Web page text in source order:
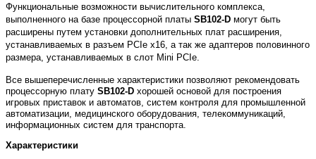
Функциональные возможности вычислительного комплекса,
выполненного на базе процессорной платы SB102-D могут быть
расширены путем установки дополнительных плат расширения,
устанавливаемых в разъем PCIe x16, а так же адаптеров половинного
размера, устанавливаемых в слот Mini PCIe.
Все вышеперечисленные характеристики позволяют рекомендовать
процессорную плату SB102-D хорошей основой для построения
игровых приставок и автоматов, систем контроля для промышленной
автоматизации, медицинского оборудования, телекоммуникаций,
информационных систем для транспорта.
Характеристики